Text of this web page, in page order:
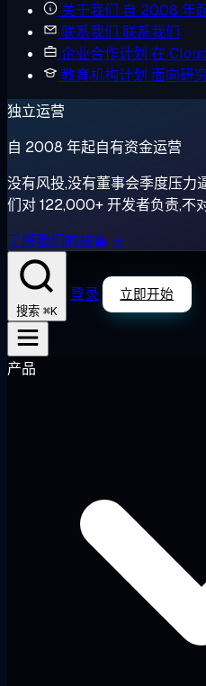
关于我们 自 2008 年
联系我们 联系我们
企业合作计划 在
教育机构计划 面向研
独立运营
自 2008 年起自有资金运营
没有风投,没有董事会季度压力
们对 122,000+ 开发者负责,不
了解我们的故事 →
搜索 ⌘K
登录 立即开始
产品